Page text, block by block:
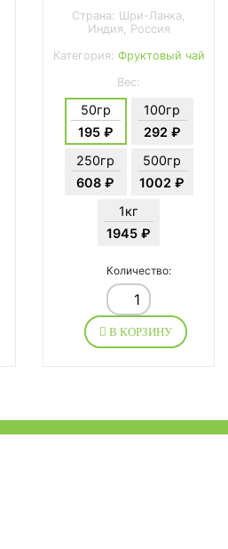
Страна: Шри-Ланка,
Индия, Россия
Категория: Фруктовый чай
Вес:
50гр
195 ₽
100гр
292 ₽
250гр
608 ₽
500гр
1002 ₽
1кг
1945 ₽
Количество:
В КОРЗИНУ